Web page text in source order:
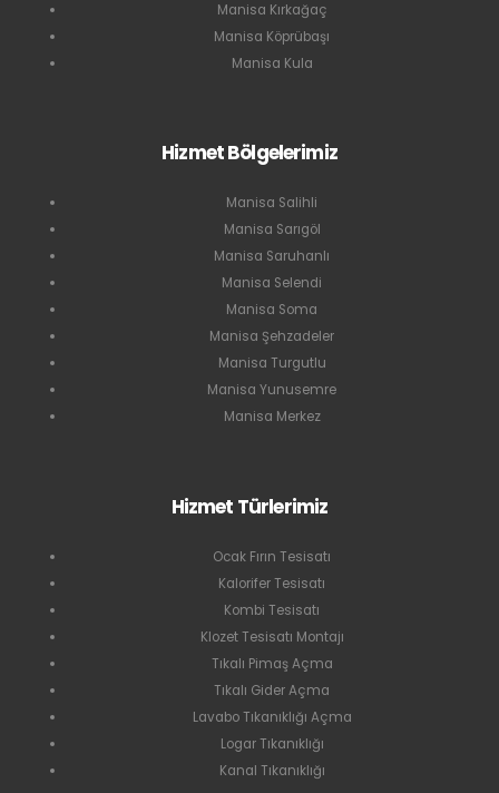
Manisa Kırkağaç
Manisa Köprübaşı
Manisa Kula
Hizmet Bölgelerimiz
Manisa Salihli
Manisa Sarıgöl
Manisa Saruhanlı
Manisa Selendi
Manisa Soma
Manisa Şehzadeler
Manisa Turgutlu
Manisa Yunusemre
Manisa Merkez
Hizmet Türlerimiz
Ocak Fırın Tesisatı
Kalorifer Tesisatı
Kombi Tesisatı
Klozet Tesisatı Montajı
Tıkalı Pimaş Açma
Tıkalı Gider Açma
Lavabo Tıkanıklığı Açma
Logar Tıkanıklığı
Kanal Tıkanıklığı